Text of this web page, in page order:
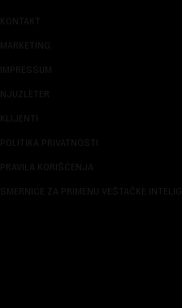
KONTAKT
MARKETING
IMPRESSUM
NJUZLETER
KLIJENTI
POLITIKA PRIVATNOSTI
PRAVILA KORIŠĆENJA
SMERNICE ZA PRIMENU VEŠTAČKE